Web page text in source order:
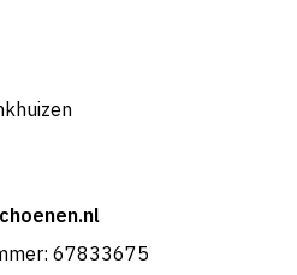
67833675